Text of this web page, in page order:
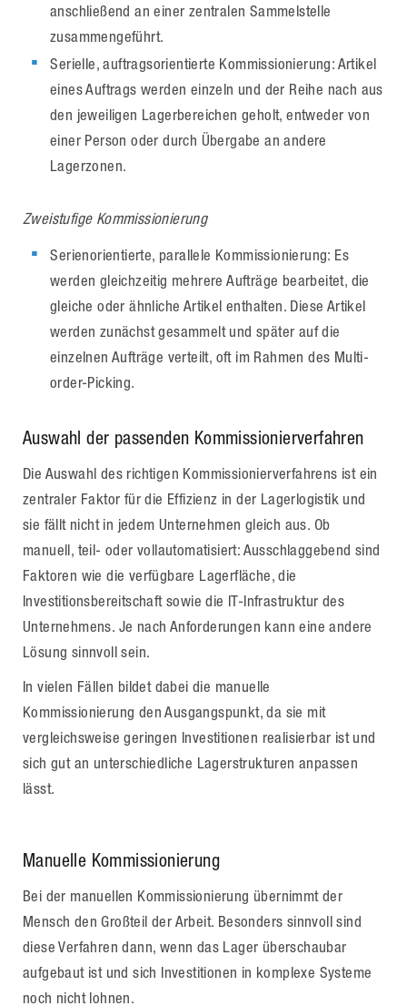
anschließend an einer zentralen Sammelstelle
zusammengeführt.
Serielle, auftragsorientierte Kommissionierung: Artikel
eines Auftrags werden einzeln und der Reihe nach aus
den jeweiligen Lagerbereichen geholt, entweder von
einer Person oder durch Übergabe an andere
Lagerzonen.
Zweistufige Kommissionierung
Serienorientierte, parallele Kommissionierung: Es
werden gleichzeitig mehrere Aufträge bearbeitet, die
gleiche oder ähnliche Artikel enthalten. Diese Artikel
werden zunächst gesammelt und später auf die
einzelnen Aufträge verteilt, oft im Rahmen des Multi-
order-Picking.
Auswahl der passenden Kommissionierverfahren
Die Auswahl des richtigen Kommissionierverfahrens ist ein
zentraler Faktor für die Effizienz in der Lagerlogistik und
sie fällt nicht in jedem Unternehmen gleich aus. Ob
manuell, teil- oder vollautomatisiert: Ausschlaggebend sind
Faktoren wie die verfügbare Lagerfläche, die
Investitionsbereitschaft sowie die IT-Infrastruktur des
Unternehmens. Je nach Anforderungen kann eine andere
Lösung sinnvoll sein.
In vielen Fällen bildet dabei die manuelle
Kommissionierung den Ausgangspunkt, da sie mit
vergleichsweise geringen Investitionen realisierbar ist und
sich gut an unterschiedliche Lagerstrukturen anpassen
lässt.
Manuelle Kommissionierung
Bei der manuellen Kommissionierung übernimmt der
Mensch den Großteil der Arbeit. Besonders sinnvoll sind
diese Verfahren dann, wenn das Lager überschaubar
aufgebaut ist und sich Investitionen in komplexe Systeme
noch nicht lohnen.